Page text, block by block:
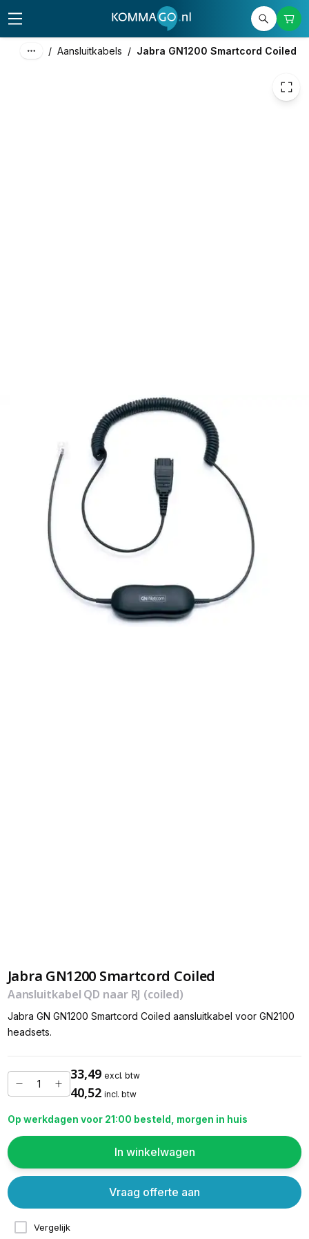
/ Aansluitkabels / Jabra GN1200 Smartcord Coiled
Jabra GN1200 Smartcord Coiled
Aansluitkabel QD naar RJ (coiled)
Jabra GN GN1200 Smartcord Coiled aansluitkabel voor GN2100
headsets.
33,49 excl. btw
40,52 incl. btw
Op werkdagen voor 21:00 besteld, morgen in huis
In winkelwagen
Vergelijk
Vraag offerte aan
excl. btw